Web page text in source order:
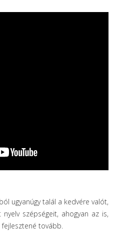
ugyanúgy talál a kedvére valót,
szépségeit, ahogyan az is,
tovább.